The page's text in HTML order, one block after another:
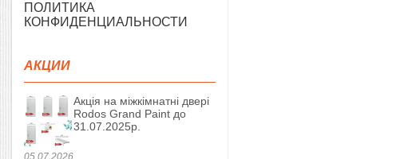
ПОЛИТИКА
КОНФИДЕНЦИАЛЬНОСТИ
АКЦИИ
05.07.2026
Акція на міжкімнатні двері
Rodos Grand Paint до
31.07.2025р.